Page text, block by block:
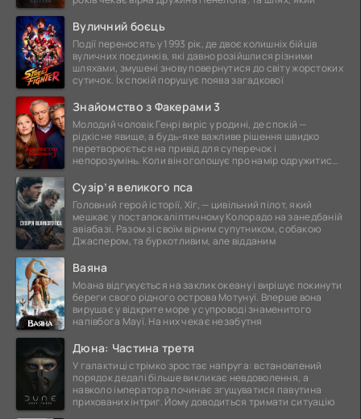
Вуличний боєць
Події переносять у 1993 рік, де двоє колишніх бійців
вуличних поєдинків, які давно розійшлися різними
шляхами, змушені знову повернутися до світу жорстоких
сутичок. Їх спокій порушує поява загадкової
Знайомство з Факерами 3
Молодий чоловік Генрі виріс у родині, де спокій —
рідкісне явище, а будь-яке важливе рішення швидко
перетворюється на привід для суперечок і
непорозумінь. Коли він оголошує про намір одружитися,
Сузір’я великого пса
Головний герой історії, Хіг, — цивільний пілот, який
мешкає у постапокаліптичному Колорадо на занедбаній
авіабазі. Разом зі своїм вірним супутником, собакою
Джаспером, та буркотливим, але відданим
Ваяна
Моана відгукується на заклик океану і вирішує покинути
береги свого рідного острова Мотунуї. Вперше вона
вирушає у відкрите море у супроводі знаменитого
напівбога Мауї. На них чекає незабутня
Дюна: Частина третя
У галактиці стрімко зростає напруга: встановлений
порядок дедалі більше викликає невдоволення, а
навколо імператора починає згущуватися павутина
прихованих інтриг. Йому доводиться тримати ситуацію